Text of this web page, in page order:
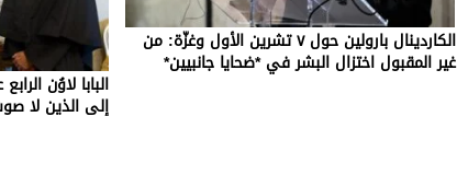
الكاردينال بارولين حول ٧ تشرين الأول وغزّة: من
غير المقبول اختزال البشر في *ضحايا جانبيين*
البابا لاوُن
إلى الذين لا